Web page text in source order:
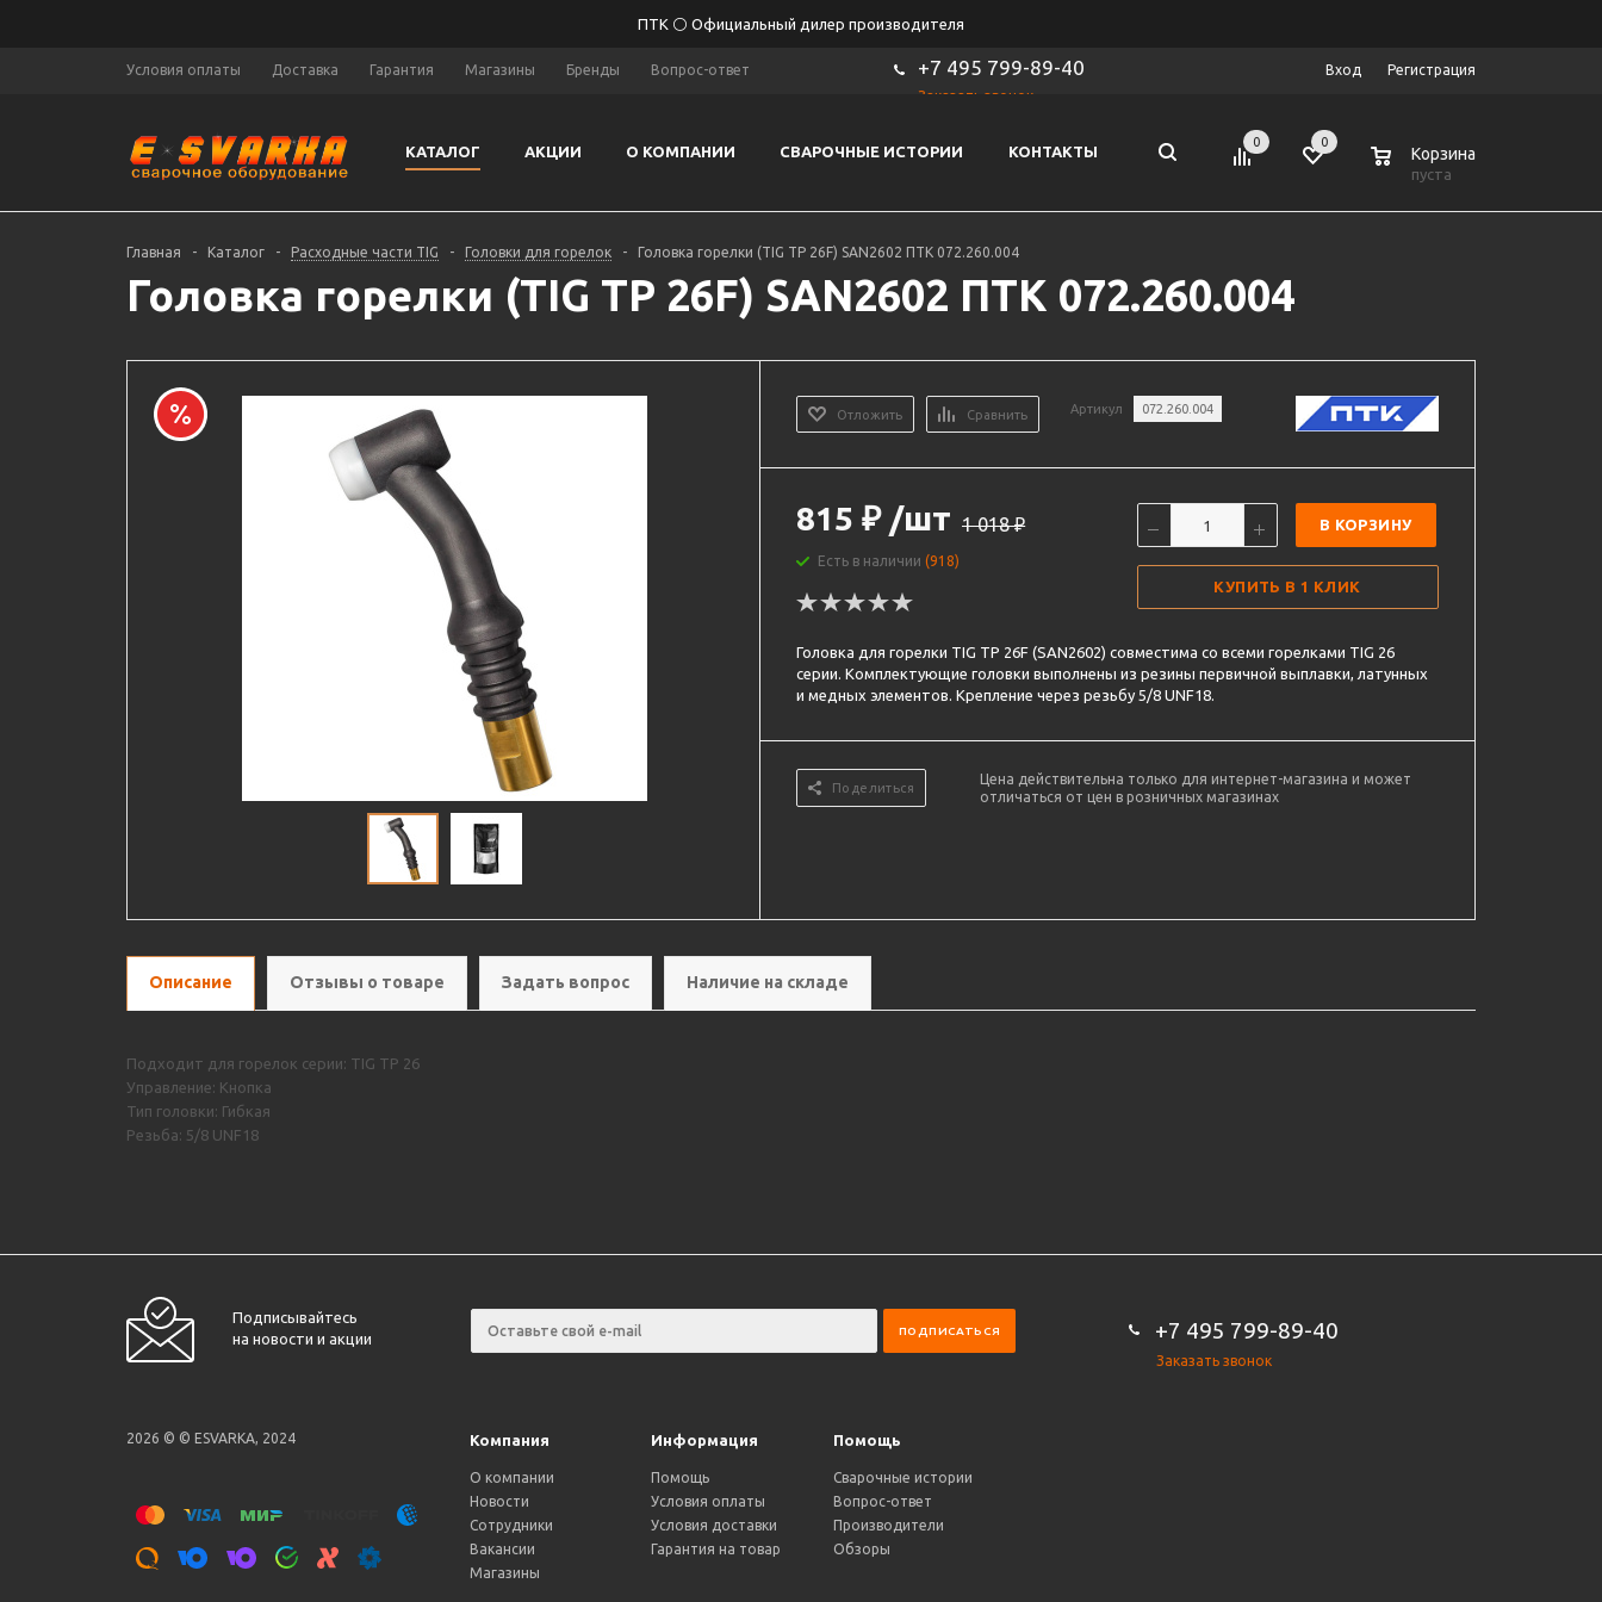
ПТК ⚪ Официальный дилер производителя
Условия оплаты Доставка Гарантия Магазины Бренды Вопрос-ответ +7 495 799-89-40
Заказать звонок
Вход Регистрация
КАТАЛОГ АКЦИИ О КОМПАНИИ СВАРОЧНЫЕ ИСТОРИИ КОНТАКТЫ
0 0
Корзина
пуста
Главная - Каталог - Расходные части TIG - Головки для горелок - Головка горелки (TIG TP 26F) SAN2602 ПТК 072.260.004
Головка горелки (TIG TP 26F) SAN2602 ПТК 072.260.004
Отложить Сравнить Артикул 072.260.004
815 ₽ /шт 1 018₽
Есть в наличии(918)
В КОРЗИНУ
КУПИТЬ В 1 КЛИК
Головка для горелки TIG TP 26F (SAN2602) совместима со всеми горелками TIG 26
серии. Комплектующие головки выполнены из резины первичной выплавки, латунных
и медных элементов. Крепление через резьбу 5/8 UNF18.
Поделиться
Цена действительна только для интернет-магазина и может
отличаться от цен в розничных магазинах
Описание Отзывы о товаре Задать вопрос Наличие на складе
Подходит для горелок серии: TIG TP 26
Управление: Кнопка
Тип головки: Гибкая
Резьба: 5/8 UNF18
Подписывайтесь
на новости и акции
+7 495 799-89-40
Заказать звонок
2026 © © ESVARKA, 2024 Компания Информация Помощь
О компании
Новости
Сотрудники
Вакансии
Магазины
Помощь
Условия оплаты
Условия доставки
Гарантия на товар
Сварочные истории
Вопрос-ответ
Производители
Обзоры